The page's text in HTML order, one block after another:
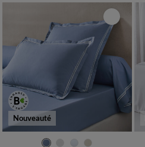
Nouveauté